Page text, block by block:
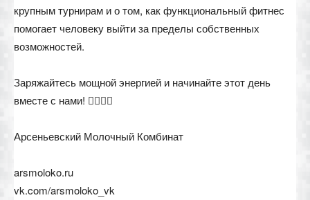
крупным турнирам и о том, как функциональный фитнес
помогает человеку выйти за пределы собственных
возможностей.
Заряжайтесь мощной энергией и начинайте этот день
вместе с нами! 🏋️‍♂️💪✨
Арсеньевский Молочный Комбинат
arsmoloko.ru
vk.com/arsmoloko_vk